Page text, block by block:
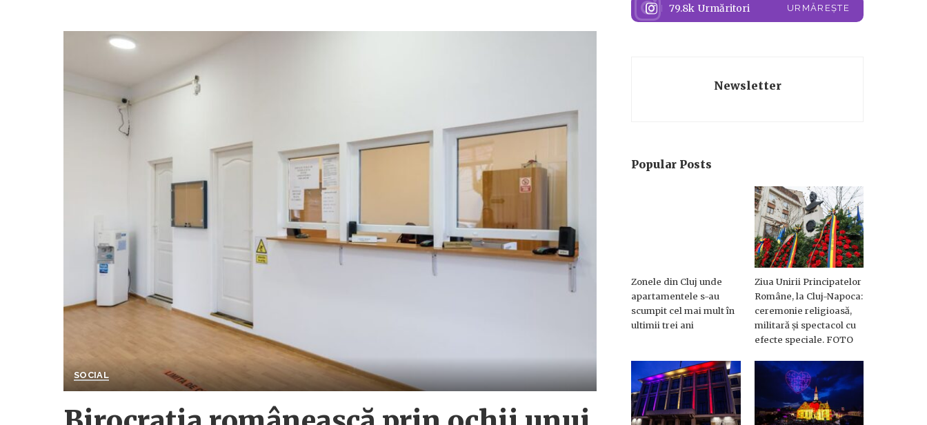
SOCIAL
79.8k Urmăritori URMĂREȘTE
Newsletter
Popular Posts
Zonele din Cluj unde
apartamentele s-au
scumpit cel mai mult în
ultimii trei ani
Ziua Unirii Principatelor
Române, la Cluj-Napoca:
ceremonie religioasă,
militară și spectacol cu
efecte speciale. FOTO